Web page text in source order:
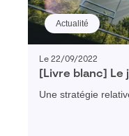
Actualité
Le 22/09/2022
[Livre blanc]
service de la
activités
Une stratégie